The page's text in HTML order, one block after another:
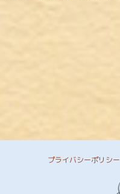
プライバシーポリシー